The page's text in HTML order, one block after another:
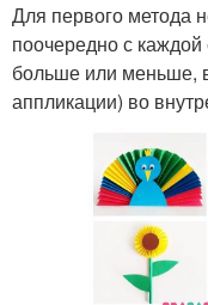
Пластиковые
Поделки из втулки
Для первого метода
поочередно с
больше или меньше,
аппликации) во